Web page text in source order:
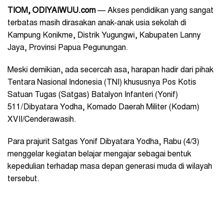
TIOM, ODIYAIWUU.com — Akses pendidikan yang sangat
terbatas masih dirasakan anak-anak usia sekolah di
Kampung Konikme, Distrik Yugungwi, Kabupaten Lanny
Jaya, Provinsi Papua Pegunungan.
Meski demikian, ada secercah asa, harapan hadir dari pihak
Tentara Nasional Indonesia (TNI) khususnya Pos Kotis
Satuan Tugas (Satgas) Batalyon Infanteri (Yonif)
511/Dibyatara Yodha, Komado Daerah Militer (Kodam)
XVII/Cenderawasih.
Para prajurit Satgas Yonif Dibyatara Yodha, Rabu (4/3)
menggelar kegiatan belajar mengajar sebagai bentuk
kepedulian terhadap masa depan generasi muda di wilayah
tersebut.